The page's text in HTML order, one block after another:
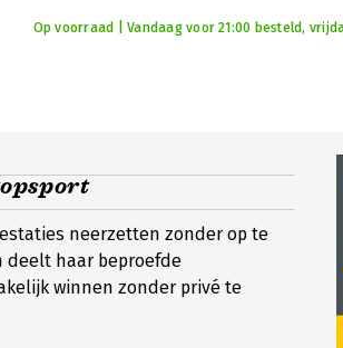
Op voorraad | Vandaag voor 21:00 besteld,
neerzetten zonder op te
deelt haar beproefde
winnen zonder privé te